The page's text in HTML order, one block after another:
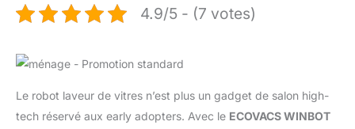
4.9/5 - (7 votes)
Le robot laveur de vitres n’est plus un gadget de salon high-
tech réservé aux early adopters. Avec le ECOVACS WINBOT